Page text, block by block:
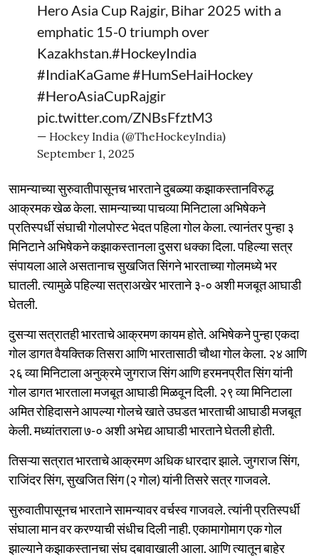
Hero Asia Cup Rajgir, Bihar 2025 with a
emphatic 15-0 triumph over
Kazakhstan. #HockeyIndia
#IndiaKaGame#HumSeHaiHockey
#HeroAsiaCupRajgir
pic.twitter.com/ZNBsFfztM3
— Hockey India (@TheHockeyIndia)
September 1, 2025
सामन्याच्या सुरुवातीपासूनच भारताने दुबळ्या कझाकस्तानविरुद्ध
आक्रमक खेळ केला. सामन्याच्या पाचव्या मिनिटाला अभिषेकने
प्रतिस्पर्धी संघाची गोलपोस्ट भेदत पहिला गोल केला. त्यानंतर पुन्हा ३
मिनिटाने अभिषेकने कझाकस्तानला दुसरा धक्का दिला. पहिल्या सत्र
संपायला आले असतानाच सुखजित सिंगने भारताच्या गोलमध्ये भर
घातली. त्यामुळे पहिल्या सत्राअखेर भारताने ३-० अशी मजबूत आघाडी
घेतली.
दुसऱ्या सत्रातही भारताचे आक्रमण कायम होते. अभिषेकने पुन्हा एकदा
गोल डागत वैयक्तिक तिसरा आणि भारतासाठी चौथा गोल केला. २४ आणि
२६ व्या मिनिटाला अनुक्रमे जुगराज सिंग आणि हरमनप्रीत सिंग यांनी
गोल डागत भारताला मजबूत आघाडी मिळवून दिली. २९ व्या मिनिटाला
अमित रोहिदासने आपल्या गोलचे खाते उघडत भारताची आघाडी मजबूत
केली. मध्यांतराला ७-० अशी अभेद्य आघाडी भारताने घेतली होती.
तिसऱ्या सत्रात भारताचे आक्रमण अधिक धारदार झाले. जुगराज सिंग,
राजिंदर सिंग, सुखजित सिंग (२ गोल) यांनी तिसरे सत्र गाजवले.
सुरुवातीपासूनच भारताने सामन्यावर वर्चस्व गाजवले. त्यांनी प्रतिस्पर्धी
संघाला मान वर करण्याची संधीच दिली नाही. एकामागोमाग एक गोल
झाल्याने कझाकस्तानचा संघ दबावाखाली आला. आणि त्यातून बाहेर